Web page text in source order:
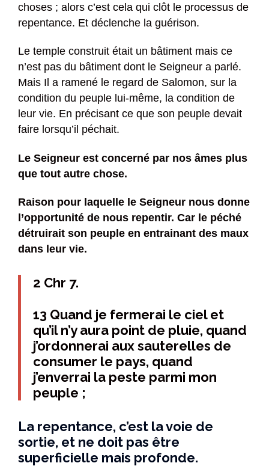
choses ; alors c’est cela qui clôt le processus de
repentance. Et déclenche la guérison.
Le temple construit était un bâtiment mais ce
n’est pas du bâtiment dont le Seigneur a parlé.
Mais Il a ramené le regard de Salomon, sur la
condition du peuple lui-même, la condition de
leur vie. En précisant ce que son peuple devait
faire lorsqu’il péchait.
Le Seigneur est concerné par nos âmes plus
que tout autre chose.
Raison pour laquelle le Seigneur nous donne
l’opportunité de nous repentir. Car le péché
détruirait son peuple en entrainant des maux
dans leur vie.
2 Chr 7.
13 Quand je fermerai le ciel et
qu’il n’y aura point de pluie, quand
j’ordonnerai aux sauterelles de
consumer le pays, quand
j’enverrai la peste parmi mon
peuple ;
La repentance, c’est la voie de
sortie, et ne doit pas être
superficielle mais profonde.